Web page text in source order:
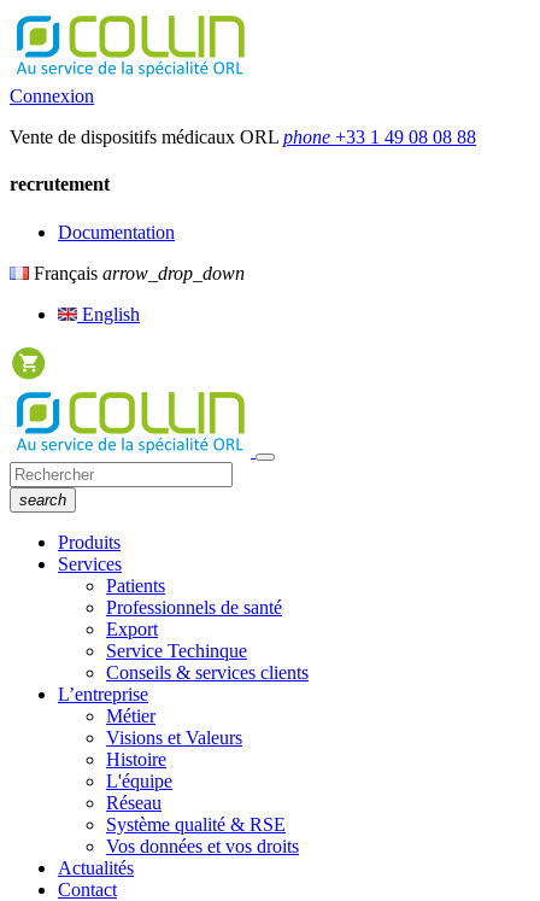
Connexion
Vente de dispositifs médicaux ORL phone +33 1 49 08 08 88
recrutement
Documentation
Français arrow_drop_down
English
search
Produits
Services
Patients
Professionnels de santé
Export
Service Techinque
Conseils & services clients
L’entreprise
Métier
Visions et Valeurs
Histoire
L'équipe
Réseau
Système qualité & RSE
Vos données et vos droits
Actualités
Contact